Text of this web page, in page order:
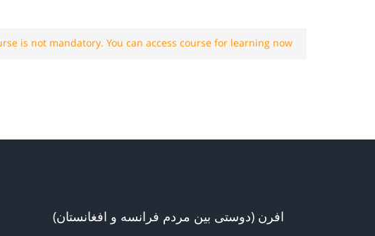
is not mandatory. You can access course for learning now.
افرن (دوستی بین مردم فرانسه و افغانستان)